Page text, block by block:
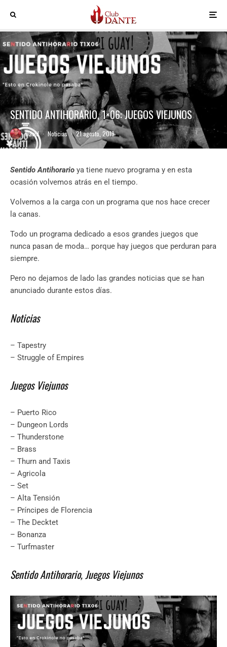
SENTIDO ANTIHORARIO, 1×06: JUEGOS VIEJUNOS
David · Noticias · 21 agosto, 2019
Sentido Antihorario ya tiene nuevo programa y en esta
ocasión volvemos atrás en el tiempo.
Volvemos a la carga con un programa que nos hace crecer
la canas.
Todo un programa dedicado a esos grandes juegos que
nunca pasan de moda… porque hay juegos que perduran para
siempre.
Pero no dejamos de lado las grandes noticias que se han
anunciado durante estos días.
Noticias
– Tapestry
– Struggle of Empires
Juegos Viejunos
– Puerto Rico
– Dungeon Lords
– Thunderstone
– Brass
– Thurn and Taxis
– Agricola
– Set
– Alta Tensión
– Príncipes de Florencia
– The Decktet
– Bonanza
– Turfmaster
Sentido Antihorario, Juegos Viejunos